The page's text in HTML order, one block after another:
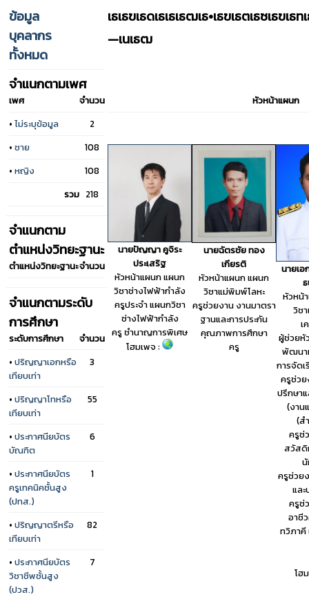
ข้อมูล
บุคลากร
ทั้งหมด
จำแนกตามเพศ
เพศ
จำนวน
• ไม่ระบุข้อมูล
2
• ชาย
108
• หญิง
108
รวม 218
จำแนกตาม
ตำแหน่งวิทยะฐานะ
ตำแหน่งวิทยะฐานะจำนวน
จำแนกตามระดับ
การศึกษา
ระดับการศึกษา
จำนวน
• ปริญญาเอกหรือ
เทียบเท่า
3
• ปริญญาโทหรือ
เทียบเท่า
55
• ประกาศนียบัตร
บัณฑิต
6
• ประกาศนียบัตร
ครูเทคนิคชั้นสูง
(ปทส.)
1
• ปริญญาตรีหรือ
เทียบเท่า
82
• ประกาศนียบัตร
วิชาชีพชั้นสูง
(ปวส.)
7
เธเธฃเธดเธเธเธฒเธ•เธฃเธตเธซเธฃเ
—เนเธฒ
หัวหน้าแผนก
นายปัญญา คูจิระ
ประเสริฐ
หัวหน้าแผนก แผนก
วิชาช่างไฟฟ้ากำลัง
ครูประจำ แผนกวิชา
ช่างไฟฟ้ากำลัง
ครู ชำนาญการพิเศษ
โฮมเพจ :
นายฉัตรชัย ทอง
เกียรติ
หัวหน้าแผนก แผนก
วิชาแม่พิมพ์โลหะ
ครูช่วยงาน งานมาตรา
ฐานและการประกัน
คุณภาพการศึกษา
ครู
นายเ
หัวหน้
วิช
เ
ผู้ช่วยหั
พัฒนา
การจัดเ
ครูช่ว
ปรึกษาแ
(งาน
(ส
ครูช่
สวัสดิ
ครูช่วย
และ
ครูช่
อาชี
ทวิภาคี
โฮ